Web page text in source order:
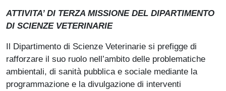
ATTIVITA’ DI TERZA MISSIONE DEL DIPARTIMENTO
DI SCIENZE VETERINARIE
Il Dipartimento di Scienze Veterinarie si prefigge di
rafforzare il suo ruolo nell’ambito delle problematiche
ambientali, di sanità pubblica e sociale mediante la
programmazione e la divulgazione di interventi